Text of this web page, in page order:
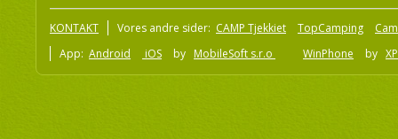
KONTAKT Vores andre sider: CAMP Tjekkiet TopCamping
App: Android iOS by MobileSoft s.r.o WinPhone by